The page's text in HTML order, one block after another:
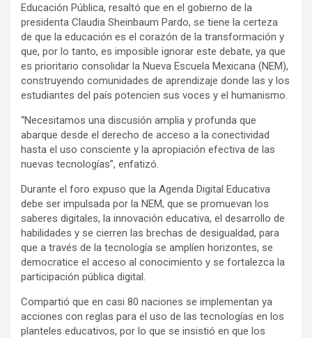
Educación Pública, resaltó que en el gobierno de la
presidenta Claudia Sheinbaum Pardo, se tiene la certeza
de que la educación es el corazón de la transformación y
que, por lo tanto, es imposible ignorar este debate, ya que
es prioritario consolidar la Nueva Escuela Mexicana (NEM),
construyendo comunidades de aprendizaje donde las y los
estudiantes del país potencien sus voces y el humanismo.
“Necesitamos una discusión amplia y profunda que
abarque desde el derecho de acceso a la conectividad
hasta el uso consciente y la apropiación efectiva de las
nuevas tecnologías”, enfatizó.
Durante el foro expuso que la Agenda Digital Educativa
debe ser impulsada por la NEM, que se promuevan los
saberes digitales, la innovación educativa, el desarrollo de
habilidades y se cierren las brechas de desigualdad, para
que a través de la tecnología se amplíen horizontes, se
democratice el acceso al conocimiento y se fortalezca la
participación pública digital.
Compartió que en casi 80 naciones se implementan ya
acciones con reglas para el uso de las tecnologías en los
planteles educativos, por lo que se insistió en que los